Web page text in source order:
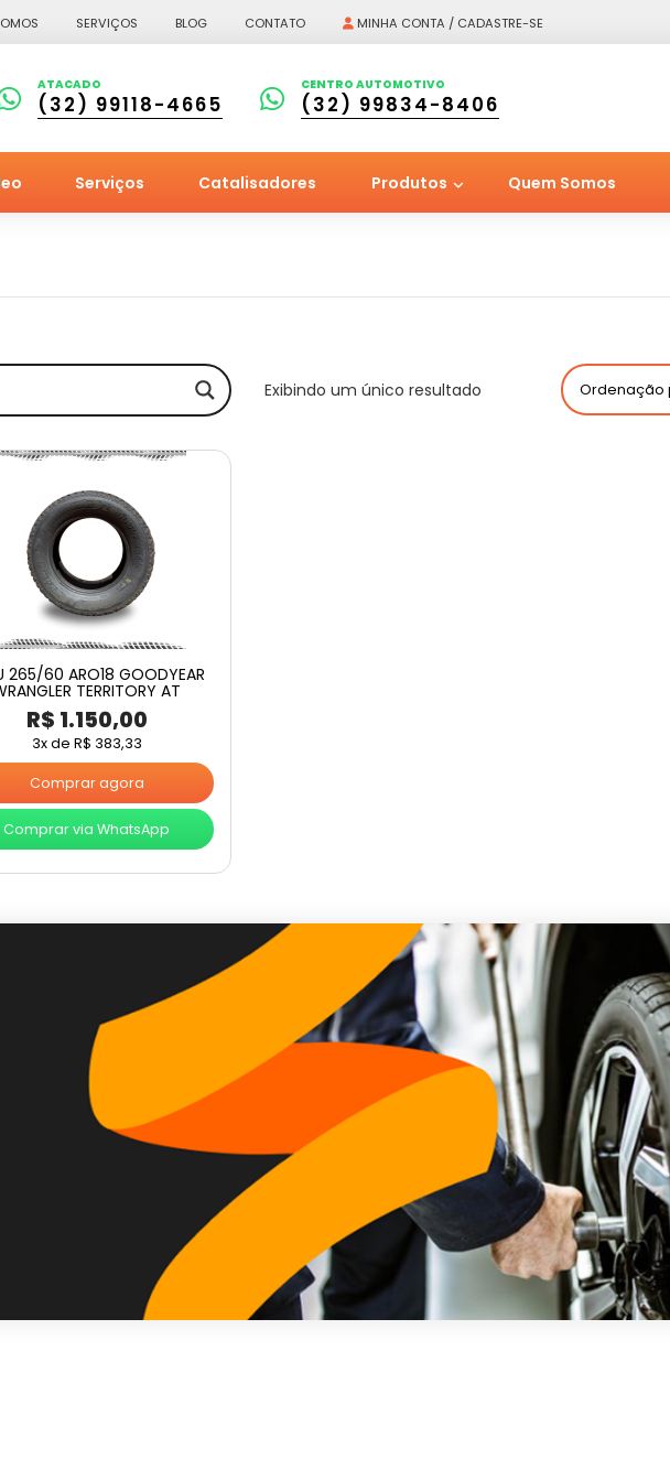
SERVIÇOS BLOG CONTATO MINHA CONTA / CADASTRE-SE
ATACADO
(32) 99118-4665
CENTRO AUTOMOTIVO
(32) 99834-8406
Serviços Catalisadores Produtos Quem Somos
Exibindo um único resultado
265/60 ARO18 GOODYEAR
TERRITORY AT
R$ 1.150,00
3x de R$ 383,33
Comprar agora
Comprar via WhatsApp